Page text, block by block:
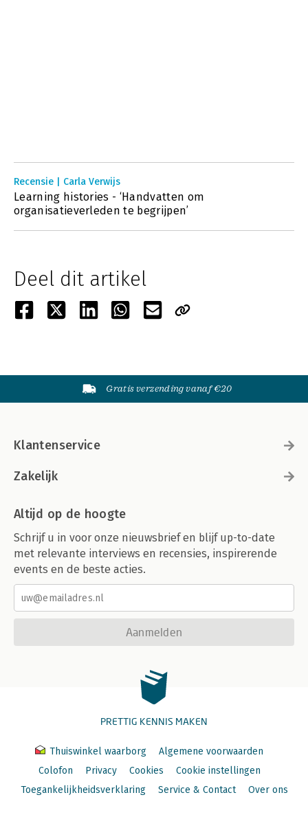
Recensie | Carla Verwijs
Learning histories - ‘Handvatten om
organisatieverleden te begrijpen’
Deel dit artikel
Gratis verzending vanaf €20
Klantenservice
Zakelijk
Altijd op de hoogte
Schrijf u in voor onze nieuwsbrief en blijf up-to-date
met relevante interviews en recensies, inspirerende
events en de beste acties.
Aanmelden
PRETTIG KENNIS MAKEN
Thuiswinkel waarborg
Algemene voorwaarden
Colofon
Privacy Cookies
Cookie instellingen
Toegankelijkheidsverklaring
Service & Contact Over ons